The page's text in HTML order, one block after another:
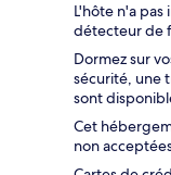
L'hôte n'a
détecteur de
Dormez sur
sécurité, une
sont
Cet
non